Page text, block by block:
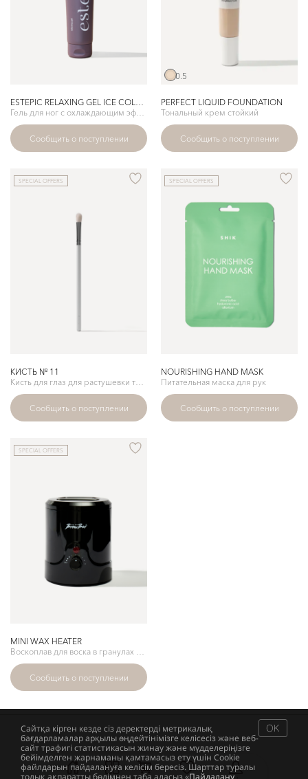
ESTEPIC RELAXING GEL ICE COLD EFFECT
Гель для ног с охлаждающим эффектом
Сообщить о поступлении
0.5
PERFECT LIQUID FOUNDATION
Тональный крем стойкий
Сообщить о поступлении
SPECIAL OFFERS
КИСТЬ № 11
Кисть для глаз для растушевки теней SHIK
Сообщить о поступлении
SPECIAL OFFERS
NOURISHING HAND MASK
Питательная маска для рук
Сообщить о поступлении
SPECIAL OFFERS
MINI WAX HEATER
Воскоплав для воска в гранулах или брикетах SHIK PRO BROW BAR
Сообщить о поступлении
Сайтқа кірген кезде сіз деректерді метрикалық
бағдарламалар арқылы өңдейтінімізге келісесіз және веб-
сайт трафигі статистикасын жинау және мүдделеріңізге
бейімделген жарнаманы қамтамасыз ету үшін Cookie
файлдарын пайдалануға келісім бересіз. Шарттар туралы
толық ақпаратты бөлімнен таба аласыз «Пайдалану
OK